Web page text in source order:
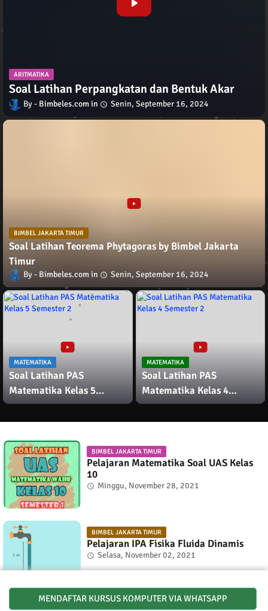
MENDAFTAR KURSUS KOMPUTER VIA WHATSAPP
ARITMATIKA
Soal Latihan Perpangkatan dan Bentuk Akar
Bimbeles.com Senin, September 16, 2024
BIMBEL JAKARTA TIMUR
Soal Latihan Teorema Phytagoras by Bimbel Jakarta
Timur
Bimbeles.com Senin, September 16, 2024
MATEMATIKA
Soal Latihan PAS
Matematika Kelas 5
Semester 2
MATEMATIKA
Soal Latihan PAS
Matematika Kelas 4
Semester 2
BIMBEL JAKARTA TIMUR
Pelajaran Matematika Soal UAS Kelas
10
Minggu, November 28, 2021
BIMBEL JAKARTA TIMUR
Pelajaran IPA Fisika Fluida Dinamis
Selasa, November 02, 2021